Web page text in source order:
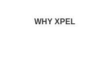
WHY XPEL